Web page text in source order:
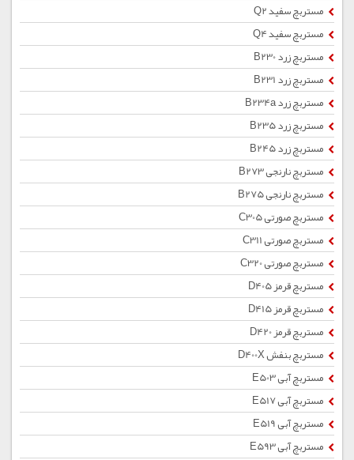
مستربچ سفید Q2
مستربچ سفید Q4
مستربچ زرد B230
مستربچ زرد B231
مستربچ زرد B234a
مستربچ زرد B235
مستربچ زرد B245
مستربچ نارنجی B273
مستربچ نارنجی B275
مستربچ صورتی C305
مستربچ صورتی C311
مستربچ صورتی C320
مستربچ قرمز D405
مستربچ قرمز D415
مستربچ قرمز D420
مستربچ بنفش D400X
مستربچ آبی E503
مستربچ آبی E517
مستربچ آبی E519
مستربچ آبی E593